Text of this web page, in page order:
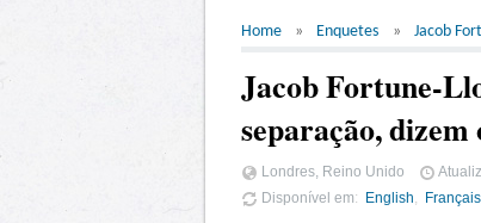
Home Enquetes Jacob
Jacob Fortune-
separação,
Londres, Reino Unido
Disponível em
English Français